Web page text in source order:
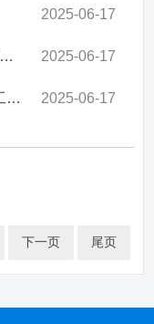
2025-06-17
户口迁移审批（学生[人才]集体户滞留人员落户） 2025-06-17
户口迁移审批（公务员、事业编制工作人员落户） 2025-06-17
下一页 尾页